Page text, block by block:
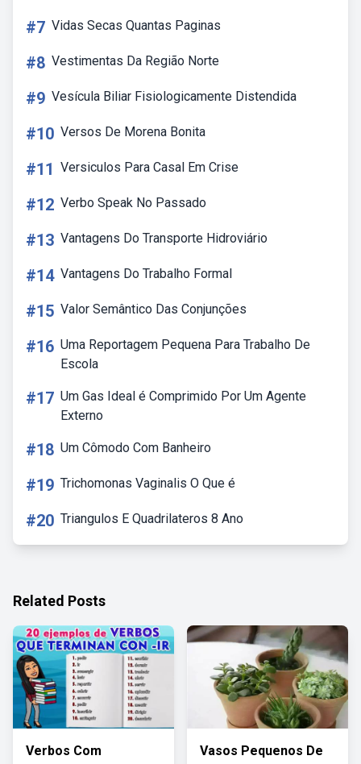
#7 Vidas Secas Quantas Paginas
#8 Vestimentas Da Região Norte
#9 Vesícula Biliar Fisiologicamente Distendida
#10 Versos De Morena Bonita
#11 Versiculos Para Casal Em Crise
#12 Verbo Speak No Passado
#13 Vantagens Do Transporte Hidroviário
#14 Vantagens Do Trabalho Formal
#15 Valor Semântico Das Conjunções
#16 Uma Reportagem Pequena Para Trabalho De
Escola
#17 Um Gas Ideal é Comprimido Por Um Agente
Externo
#18 Um Cômodo Com Banheiro
#19 Trichomonas Vaginalis O Que é
#20 Triangulos E Quadrilateros 8 Ano
Related Posts
Verbos Com
Vasos Pequenos De